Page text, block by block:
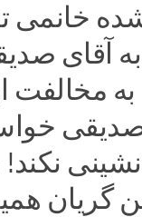
خانمی
آقای
مخالفت
لحن گریان